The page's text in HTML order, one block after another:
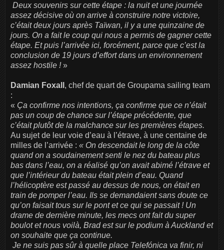
Deux souvenirs sur cette étape : la nuit et une journée
assez décisive où on arrive à construire notre victoire,
c’était deux jours après Taïwan, il y a une quinzaine de
jours. On a fait le coup qui nous a permis de gagner cette
étape. Et puis l’arrivée ici, forcément, parce que c’est la
conclusion de 19 jours d’effort dans un environnement
assez hostile !»
Damian Foxall , chef de quart de Groupama sailing team
:
« Ça confirme nos intentions, ça confirme que ce n’était
pas un coup de chance sur l’étape précédente, que
c’était plutôt de la malchance sur les premières étapes.
Au sujet de leur voie d’eau à l’étrave, à une centaine de
milles de l’arrivée : « On descendait le long de la côte
quand on a soudainement senti le nez du bateau plus
bas dans l’eau, on a réalisé qu’on avait abimé l’étrave et
que l’intérieur du bateau était plein d’eau. Quand
l’hélicoptère est passé au dessus de nous, on était en
train de pomper l’eau. Ils se demandaient sans doute ce
qu’on faisait tous sur le pont et ce qui se passait ! Un
drame de dernière minute, les mecs ont fait du super
boulot et nous voilà, Brad est sur le podium à Auckland et
on souhaite que ça continue.
Je ne suis pas sûr à quelle place Telefónica va finir, ni